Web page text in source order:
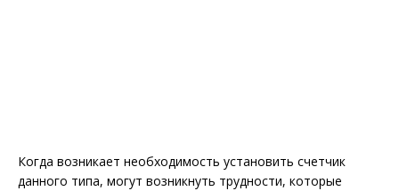
Когда возникает необходимость установить счетчик
данного типа, могут возникнуть трудности, которые